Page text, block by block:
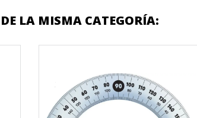
LA MISMA CATEGORÍA: